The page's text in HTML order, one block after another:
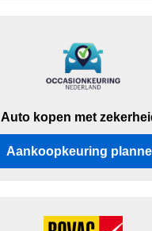
Auto kopen met
Aankoopkeuring